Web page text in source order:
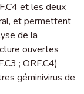
et les deux
et permettent
de la
ouvertes
; ORF.C4)
géminivirus de